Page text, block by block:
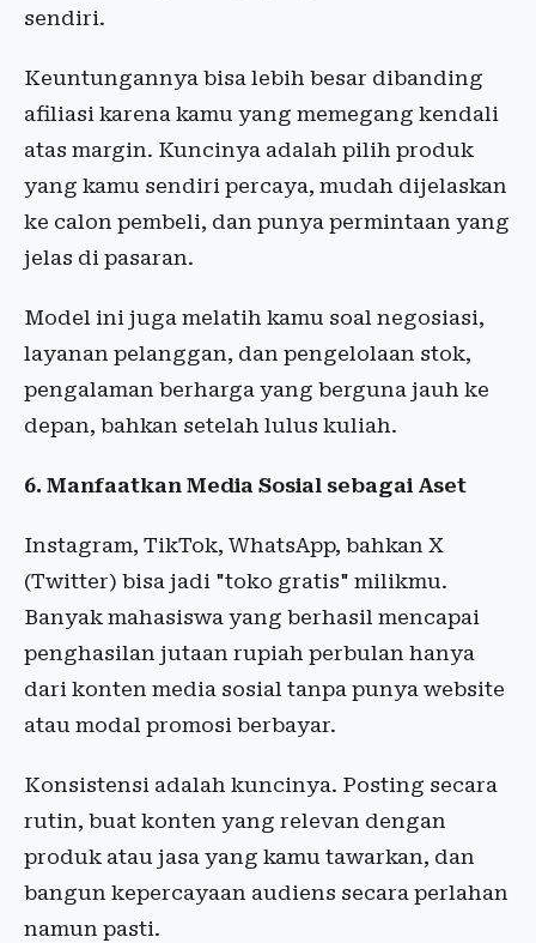
sendiri.
Keuntungannya bisa lebih besar dibanding
afiliasi karena kamu yang memegang kendali
atas margin. Kuncinya adalah pilih produk
yang kamu sendiri percaya, mudah dijelaskan
ke calon pembeli, dan punya permintaan yang
jelas di pasaran.
Model ini juga melatih kamu soal negosiasi,
layanan pelanggan, dan pengelolaan stok,
pengalaman berharga yang berguna jauh ke
depan, bahkan setelah lulus kuliah.
6. Manfaatkan Media Sosial sebagai Aset
Instagram, TikTok, WhatsApp, bahkan X
(Twitter) bisa jadi "toko gratis" milikmu.
Banyak mahasiswa yang berhasil mencapai
penghasilan jutaan rupiah perbulan hanya
dari konten media sosial tanpa punya website
atau modal promosi berbayar.
Konsistensi adalah kuncinya. Posting secara
rutin, buat konten yang relevan dengan
produk atau jasa yang kamu tawarkan, dan
bangun kepercayaan audiens secara perlahan
namun pasti.